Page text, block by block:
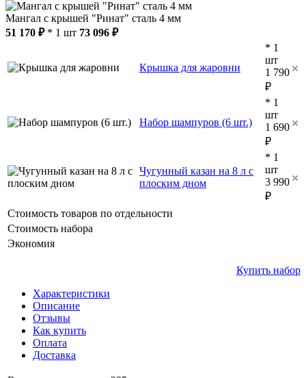
Мангал с крышей "Ринат" сталь 4 мм
51 170 ₽* 1 шт 73 096 ₽
Крышка для жаровни
* 1
шт
1 790
₽
Набор шампуров (6 шт.)
* 1
шт
1 690
₽
Чугунный казан на 8 л с
плоским дном
* 1
шт
3 990
₽
Стоимость товаров по отдельности
Стоимость набора
Экономия
Купить набор
Характеристики
Описание
Отзывы
Как купить
Оплата
Доставка